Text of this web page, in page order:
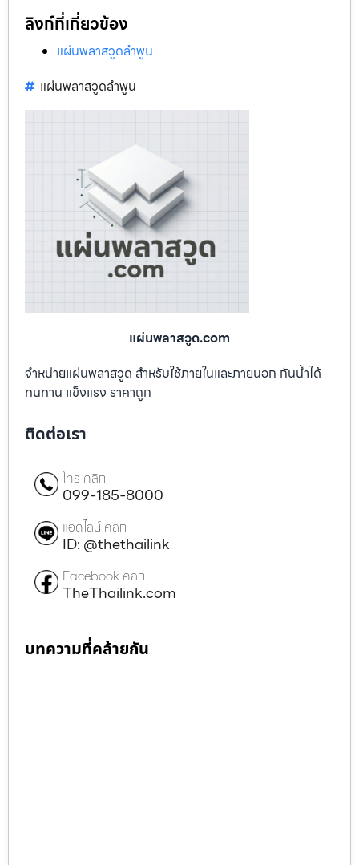
ลิงก์ที่เกี่ยวข้อง
แผ่นพลาสวูดลำพูน
แผ่นพลาสวูดลำพูน
แผ่นพลาสวูด.com
จำหน่ายแผ่นพลาสวูด สำหรับใช้ภายในและภายนอก กันน้ำได้
ทนทาน แข็งแรง ราคาถูก
ติดต่อเรา
โทร คลิก
099-185-8000
แอดไลน์ คลิก
ID: @thethailink
Facebook คลิก
TheThailink.com
บทความที่คล้ายกัน